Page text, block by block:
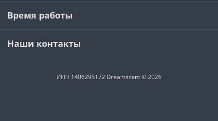
Время работы
Наши контакты
ИНН 1406295172 Dreamscent © 2026